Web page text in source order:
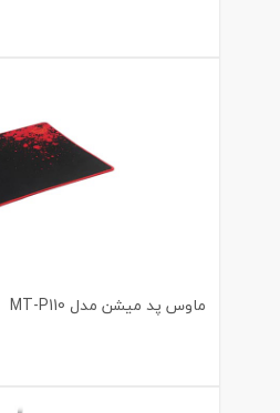
ماوس پد میشن مدل MT-P110